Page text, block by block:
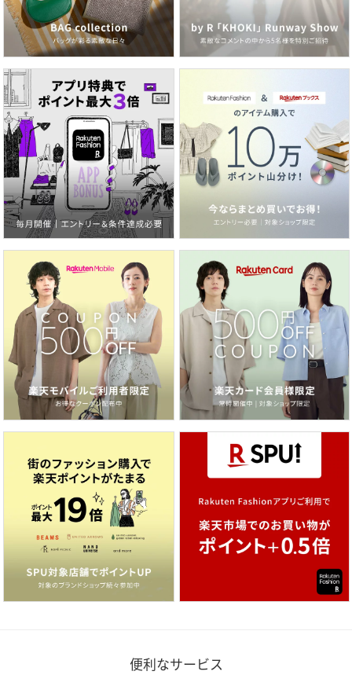
便利なサービス